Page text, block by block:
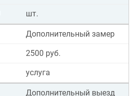
шт.
Дополнительный замер
2500 руб.
услуга
Дополнительный выезд